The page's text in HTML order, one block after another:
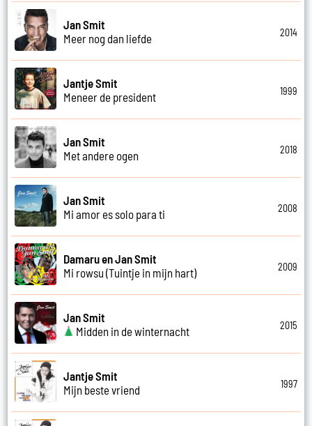
Jan Smit
Meer nog dan liefde
2014
Jantje Smit
Meneer de president
1999
Jan Smit
Met andere ogen
2018
Jan Smit
Mi amor es solo para ti
2008
Damaru en Jan Smit
Mi rowsu (Tuintje in mijn hart)
2009
Jan Smit
Midden in de winternacht
2015
Jantje Smit
Mijn beste vriend
1997